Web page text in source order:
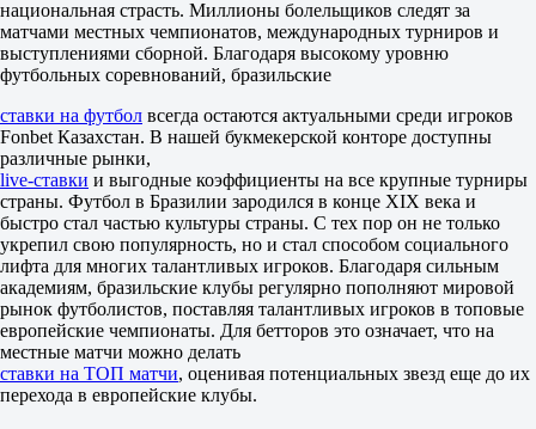
1.97
1.80
Атлетико Паранаэнсе
-
Брагантино
16 августа в 00:30
2.00
3.30
3.75
1X
12
X2
1.25
1.30
1.75
Фора
1
2
0
национальная страсть. Миллионы болельщиков следят за
матчами местных чемпионатов, международных турниров и
выступлениями сборной. Благодаря высокому уровню
футбольных соревнований, бразильские
ставки на футбол всегда остаются актуальными среди игроков
Fonbet Казахстан. В нашей букмекерской конторе доступны
различные рынки,
live-ставки и выгодные коэффициенты на все крупные турниры
страны. Футбол в Бразилии зародился в конце XIX века и
быстро стал частью культуры страны. С тех пор он не только
укрепил свою популярность, но и стал способом социального
лифта для многих талантливых игроков. Благодаря сильным
академиям, бразильские клубы регулярно пополняют мировой
рынок футболистов, поставляя талантливых игроков в топовые
европейские чемпионаты. Для бетторов это означает, что на
местные матчи можно делать
ставки на ТОП матчи, оценивая потенциальных звезд еще до их
перехода в европейские клубы.